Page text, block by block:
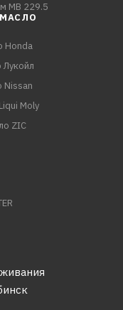
MB 229.5
Honda
Nissan
Moly
ZIC